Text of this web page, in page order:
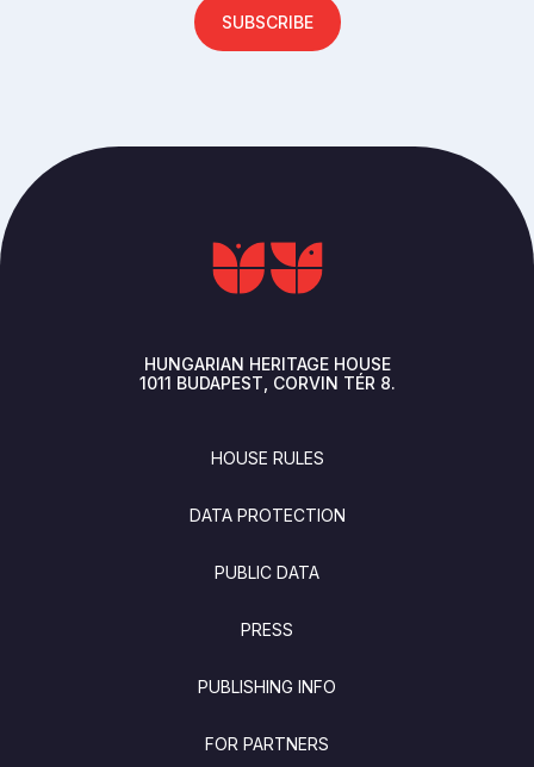
SUBSCRIBE
HUNGARIAN HERITAGE HOUSE
1011 BUDAPEST CORVIN TÉR 8.
HOUSE RULES
DATA PROTECTION
PUBLIC DATA
PRESS
PUBLISHING INFO
FOR PARTNERS